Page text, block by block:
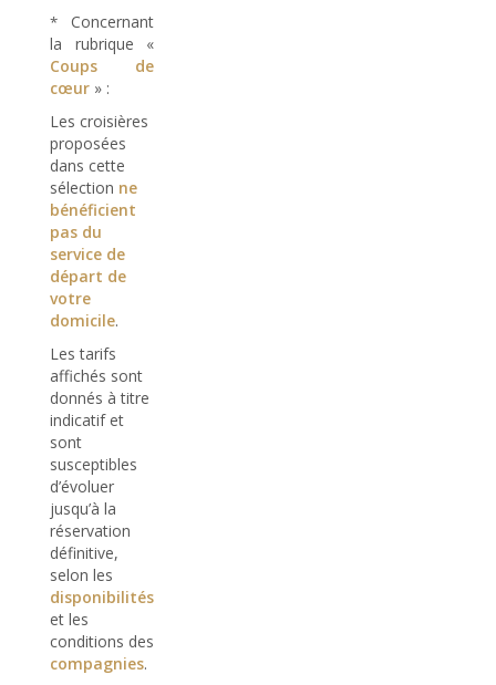
* Concernant
la rubrique «
Coups de
cœur » :
Les croisières
proposées
dans cette
sélection ne
bénéficient
pas du
service de
départ de
votre
domicile.
Les tarifs
affichés sont
donnés à titre
indicatif et
sont
susceptibles
d’évoluer
jusqu’à la
réservation
définitive,
selon les
disponibilités
et les
conditions des
compagnies.